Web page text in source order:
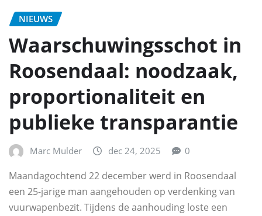
NIEUWS
Waarschuwingsschot in
Roosendaal: noodzaak,
proportionaliteit en
publieke transparantie
Marc Mulder dec 24, 2025 0
Maandagochtend 22 december werd in Roosendaal
een 25-jarige man aangehouden op verdenking van
vuurwapenbezit. Tijdens de aanhouding loste een